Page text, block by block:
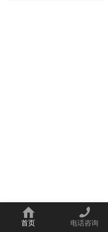
首页 电话咨询